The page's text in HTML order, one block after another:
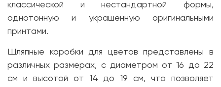
классической и нестандартной формы,
однотонную и украшенную оригинальными
принтами.
Шляпные коробки для цветов представлены в
различных размерах, с диаметром от 16 до 22
см и высотой от 14 до 19 см, что позволяет